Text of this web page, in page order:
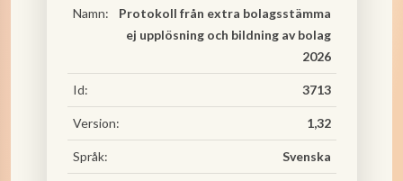
Namn:
Protokoll från extra bolagsstämma
ej upplösning och bildning av bolag
2026
Id: 3713
Version: 1,32
Språk: Svenska